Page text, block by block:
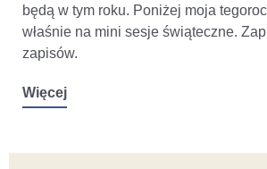
będą w tym roku. Poniżej moja
właśnie na mini sesje świąteczne.
zapisów.
Więcej